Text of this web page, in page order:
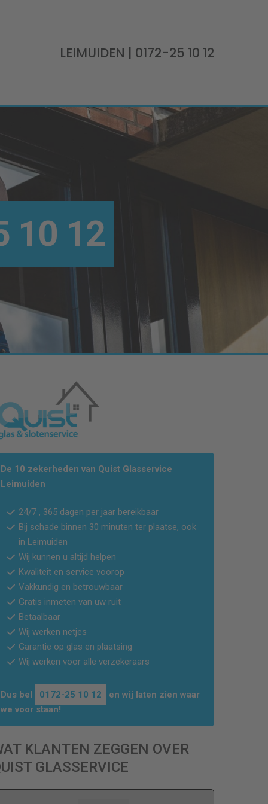
LEIMUIDEN | 0172-25 10 12
10 12
De 10 zekerheden van Quist Glasservice
Leimuiden
24/7 , 365 dagen per jaar bereikbaar
Bij schade binnen 30 minuten ter plaatse, ook
in Leimuiden
Wij kunnen u altijd helpen
Kwaliteit en service voorop
Vakkundig en betrouwbaar
Gratis inmeten van uw ruit
Betaalbaar
Wij werken netjes
Garantie op glas en plaatsing
Wij werken voor alle verzekeraars
Dus bel 0172-25 10 12
en wij laten zien waar
we voor staan!
KLANTEN ZEGGEN OVER
GLASSERVICE